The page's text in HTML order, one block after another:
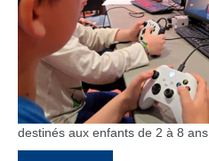
destinés aux enfants de 2 à 8 ans.